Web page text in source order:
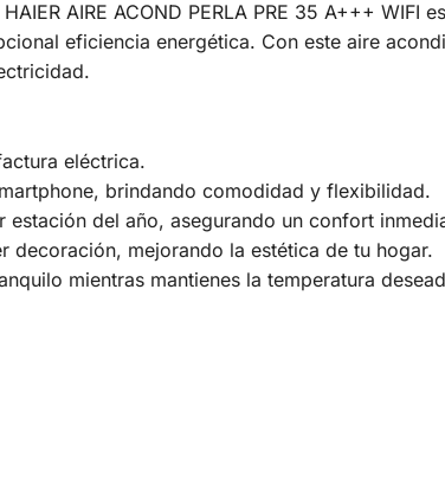
AIRE ACOND PERLA PRE 35 A+++ WIFI
eficiencia energética. Con este aire
eléctrica.
brindando comodidad y flexibilidad.
estación del año, asegurando un confort
decoración, mejorando la estética de tu hogar.
mientras mantienes la temperatura